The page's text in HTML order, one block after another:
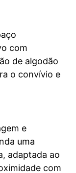
com
de algodão
o convívio e
e
uma
adaptada ao
com